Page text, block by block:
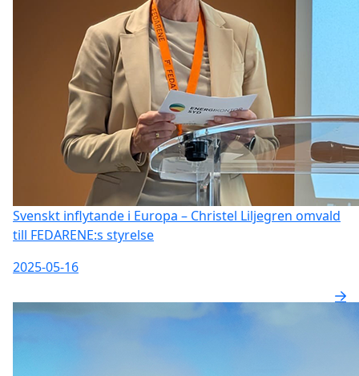
Svenskt inflytande i Europa – Christel Liljegren omvald
till FEDARENE:s styrelse
2025-05-16